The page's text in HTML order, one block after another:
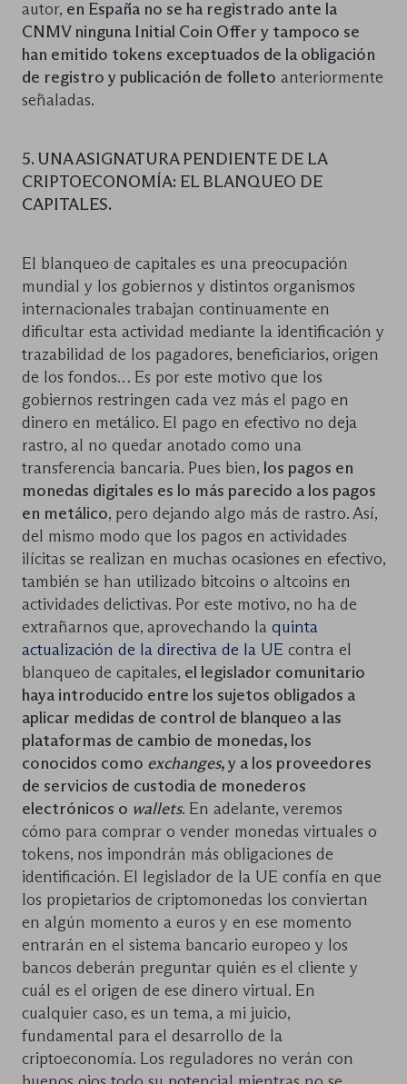
autor, en España no se ha registrado ante la
CNMV ninguna Initial Coin Offer y tampoco se
han emitido tokens exceptuados de la obligación
de registro y publicación de folleto anteriormente
señaladas.
5. UNA ASIGNATURA PENDIENTE DE LA
CRIPTOECONOMÍA: EL BLANQUEO DE
CAPITALES.
El blanqueo de capitales es una preocupación
mundial y los gobiernos y distintos organismos
internacionales trabajan continuamente en
dificultar esta actividad mediante la identificación y
trazabilidad de los pagadores, beneficiarios, origen
de los fondos… Es por este motivo que los
gobiernos restringen cada vez más el pago en
dinero en metálico. El pago en efectivo no deja
rastro, al no quedar anotado como una
transferencia bancaria. Pues bien, los pagos en
monedas digitales es lo más parecido a los pagos
en metálico, pero dejando algo más de rastro. Así,
del mismo modo que los pagos en actividades
ilícitas se realizan en muchas ocasiones en efectivo,
también se han utilizado bitcoins o altcoins en
actividades delictivas. Por este motivo, no ha de
extrañarnos que, aprovechando la quinta
actualización de la directiva de la UE contra el
blanqueo de capitales, el legislador comunitario
haya introducido entre los sujetos obligados a
aplicar medidas de control de blanqueo a las
plataformas de cambio de monedas, los
conocidos como exchanges, y a los proveedores
de servicios de custodia de monederos
electrónicos o wallets. En adelante, veremos
cómo para comprar o vender monedas virtuales o
tokens, nos impondrán más obligaciones de
identificación. El legislador de la UE confía en que
los propietarios de criptomonedas los conviertan
en algún momento a euros y en ese momento
entrarán en el sistema bancario europeo y los
bancos deberán preguntar quién es el cliente y
cuál es el origen de ese dinero virtual. En
cualquier caso, es un tema, a mi juicio,
fundamental para el desarrollo de la
criptoeconomía. Los reguladores no verán con